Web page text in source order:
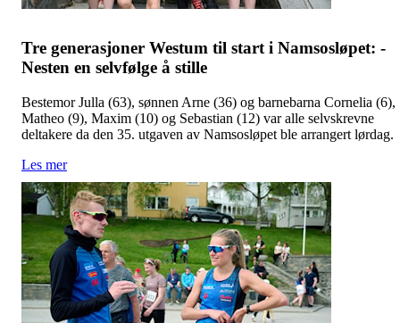
Tre generasjoner Westum til start i Namsosløpet: -
Nesten en selvfølge å stille
Bestemor Julla (63), sønnen Arne (36) og barnebarna Cornelia (6),
Matheo (9), Maxim (10) og Sebastian (12) var alle selvskrevne
deltakere da den 35. utgaven av Namsosløpet ble arrangert lørdag.
Les mer